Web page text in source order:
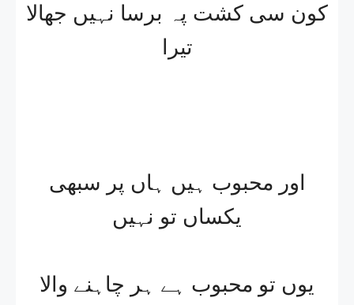
کون سی کشت پہ برسا نہیں جھالا
تیرا
اور محبوب ہیں ہاں پر سبھی
یکساں تو نہیں
یوں تو محبوب ہے ہر چاہنے والا